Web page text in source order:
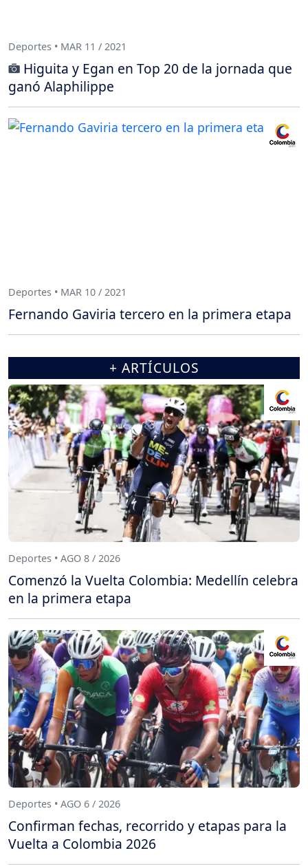
Deportes • MAR 11 / 2021
Higuita y Egan en Top 20 de la jornada que
ganó Alaphilippe
Deportes • MAR 10 / 2021
Fernando Gaviria tercero en la primera etapa
+ ARTÍCULOS
Deportes • AGO 8 / 2026
Comenzó la Vuelta Colombia: Medellín celebra
en la primera etapa
Deportes • AGO 6 / 2026
Confirman fechas, recorrido y etapas para la
Vuelta a Colombia 2026